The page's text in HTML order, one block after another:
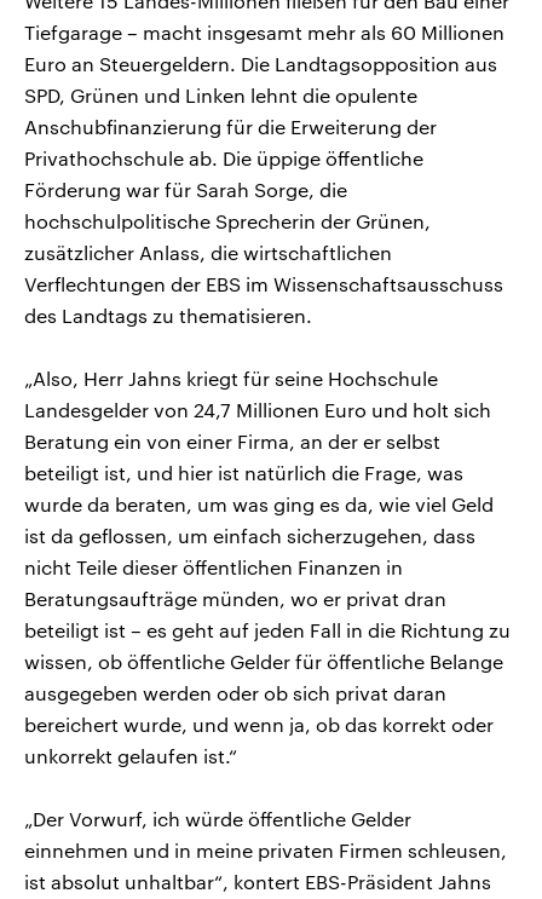
Tiefgarage – macht insgesamt mehr als 60 Millionen
Euro an Steuergeldern. Die Landtagsopposition aus
SPD, Grünen und Linken lehnt die opulente
Anschubfinanzierung für die Erweiterung der
Privathochschule ab. Die üppige öffentliche
Förderung war für Sarah Sorge, die
hochschulpolitische Sprecherin der Grünen,
zusätzlicher Anlass, die wirtschaftlichen
Verflechtungen der EBS im Wissenschaftsausschuss
des Landtags zu thematisieren.
„Also, Herr Jahns kriegt für seine Hochschule
Landesgelder von 24,7 Millionen Euro und holt sich
Beratung ein von einer Firma, an der er selbst
beteiligt ist, und hier ist natürlich die Frage, was
wurde da beraten, um was ging es da, wie viel Geld
ist da geflossen, um einfach sicherzugehen, dass
nicht Teile dieser öffentlichen Finanzen in
Beratungsaufträge münden, wo er privat dran
beteiligt ist – es geht auf jeden Fall in die Richtung zu
wissen, ob öffentliche Gelder für öffentliche Belange
ausgegeben werden oder ob sich privat daran
bereichert wurde, und wenn ja, ob das korrekt oder
unkorrekt gelaufen ist.“
„Der Vorwurf, ich würde öffentliche Gelder
einnehmen und in meine privaten Firmen schleusen,
ist absolut unhaltbar“, kontert EBS-Präsident Jahns